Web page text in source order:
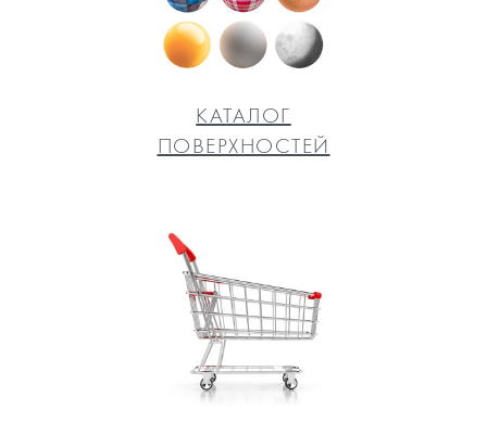
КАТАЛОГ
ПОВЕРХНОСТЕЙ